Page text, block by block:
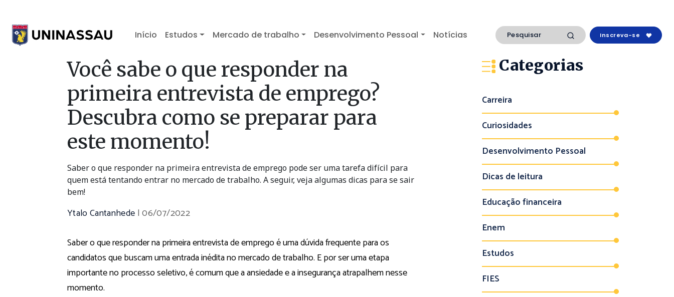
Início Estudos Mercado de trabalho Desenvolvimento Pessoal Notícias Inscreva-se
Você sabe o que responder na
primeira entrevista de emprego?
Descubra como se preparar para
este momento!
Saber o que responder na primeira entrevista de emprego pode ser uma tarefa difícil para
quem está tentando entrar no mercado de trabalho. A seguir, veja algumas dicas para se sair
bem!
Ytalo Cantanhede |06/07/2022
Saber o que responder na primeira entrevista de emprego é uma dúvida frequente para os
candidatos que buscam uma entrada inédita no mercado de trabalho. E por ser uma etapa
importante no processo seletivo, é comum que a ansiedade e a insegurança atrapalhem nesse
momento.
Categorias
Carreira
Curiosidades
Desenvolvimento Pessoal
Dicas de leitura
Educação financeira
Enem
Estudos
FIES